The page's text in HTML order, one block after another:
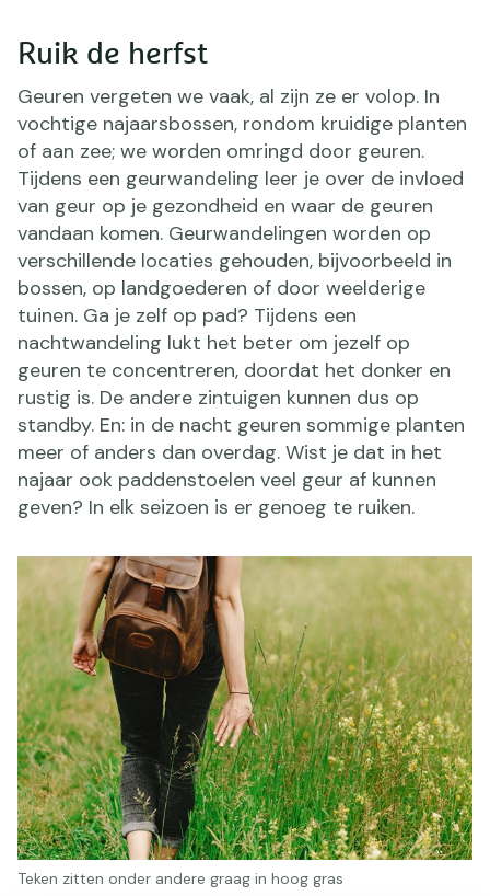
Ruik de herfst
Geuren vergeten we vaak, al zijn ze er volop. In
vochtige najaarsbossen, rondom kruidige planten
of aan zee; we worden omringd door geuren.
Tijdens een geurwandeling leer je over de invloed
van geur op je gezondheid en waar de geuren
vandaan komen. Geurwandelingen worden op
verschillende locaties gehouden, bijvoorbeeld in
bossen, op landgoederen of door weelderige
tuinen. Ga je zelf op pad? Tijdens een
nachtwandeling lukt het beter om jezelf op
geuren te concentreren, doordat het donker en
rustig is. De andere zintuigen kunnen dus op
standby. En: in de nacht geuren sommige planten
meer of anders dan overdag. Wist je dat in het
najaar ook paddenstoelen veel geur af kunnen
geven? In elk seizoen is er genoeg te ruiken.
Teken zitten onder andere graag in hoog gras